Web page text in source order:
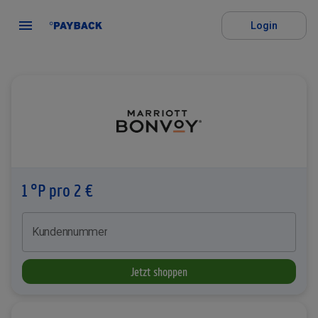
Login
1 °P pro 2 €
Kundennummer
Jetzt shoppen